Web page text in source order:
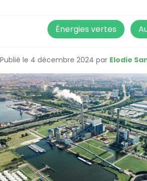
Énergies vertes
Publié le 4 décembre 2024 par Elodie